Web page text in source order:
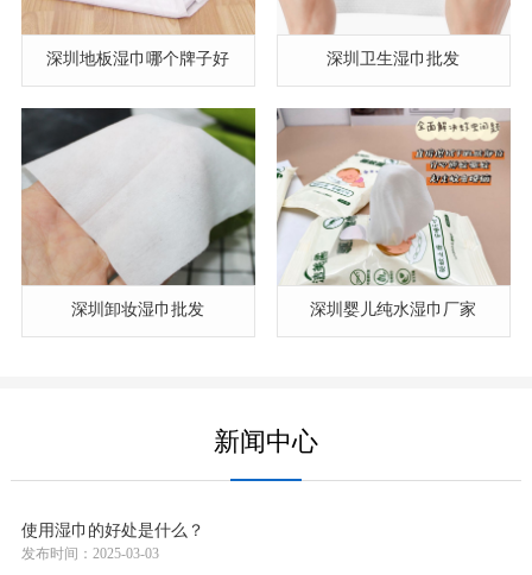
深圳地板湿巾哪个牌子好 深圳卫生湿巾批发
深圳卸妆湿巾批发 深圳婴儿纯水湿巾厂家
新闻中心
使用湿巾的好处是什么？
发布时间：2025-03-03